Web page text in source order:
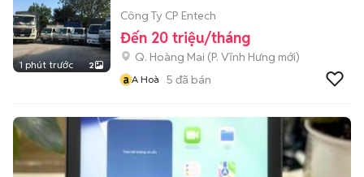
1 phút trước 2
Công Ty CP Entech
Đến 20 triệu/tháng
Q. Hoàng Mai (P. Vĩnh Hưng mới)
a A Hoà 5 đã bán